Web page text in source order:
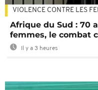
VIOLENCE CONTRE LES
Afrique du Sud : 70
femmes, le combat
Il y a 3 heures